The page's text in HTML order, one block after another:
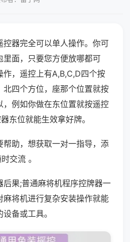
控器完全可以单人操作。你可
里面，只要您方便放哪都可
作，遥控上有A,B,C,D四个按
北四个方位，座那个位置就按
，例如你做在东位置就按遥控
东位就能生效拿好牌。
帮助，想获取一对一指导，添
交流 。
果;普通麻将机程序控牌器一
麻将机进行复杂安装操作就能
备或工具。